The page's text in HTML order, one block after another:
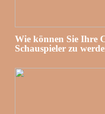
Wie können Sie Ihre
Schauspieler zu